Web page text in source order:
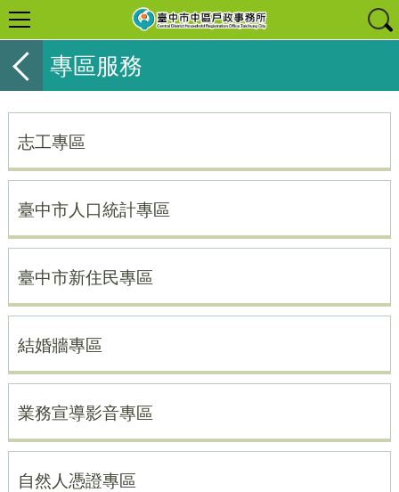
專區服務
志工專區
臺中市人口統計專區
臺中市新住民專區
結婚牆專區
業務宣導影音專區
自然人憑證專區